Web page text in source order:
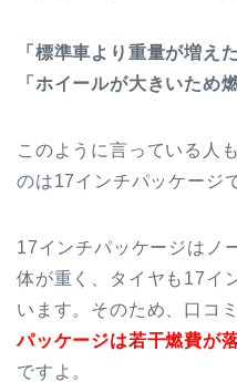
「標準車より重量が増え
「ホイールが大きいため
このように言っている人
のは17インチパッケージ
17インチパッケージはノ
体が重く、タイヤも17イ
います。そのため、口コ
パッケージは若干燃費が
ですよ。